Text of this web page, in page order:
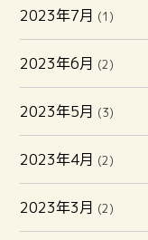
2023年7月 (1)
2023年6月 (2)
2023年5月 (3)
2023年4月 (2)
2023年3月 (2)